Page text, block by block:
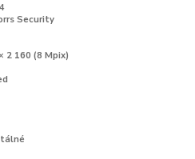
Security
2 160 (8 Mpix)